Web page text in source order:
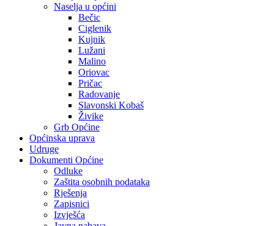
Naselja u općini
Bečic
Ciglenik
Kujnik
Lužani
Malino
Oriovac
Pričac
Radovanje
Slavonski Kobaš
Živike
Grb Općine
Općinska uprava
Udruge
Dokumenti Općine
Odluke
Zaštita osobnih podataka
Rješenja
Zapisnici
Izvješća